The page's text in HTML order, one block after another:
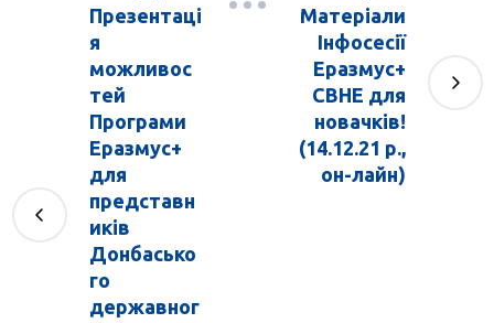
Презентаці
я
можливос
тей
Програми
Еразмус+
для
представн
иків
Донбасько
го
державног
Матеріали
Інфосесії
Еразмус+
СВНЕ для
новачків!
(14.12.21 р.,
он-лайн)